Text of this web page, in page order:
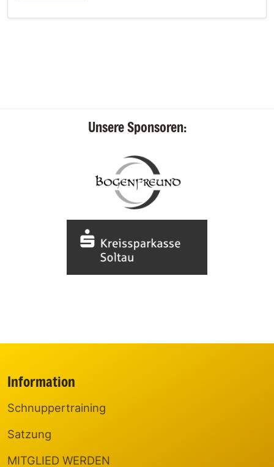
Unsere Sponsoren:
Information
Schnuppertraining
Satzung
MITGLIED WERDEN